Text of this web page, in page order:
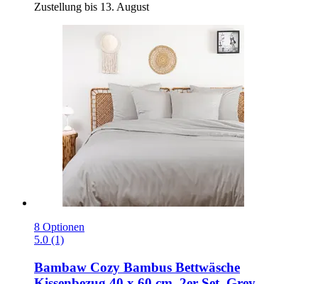
Zustellung bis 13. August
8 Optionen
5.0 (1)
Bambaw Cozy Bambus Bettwäsche